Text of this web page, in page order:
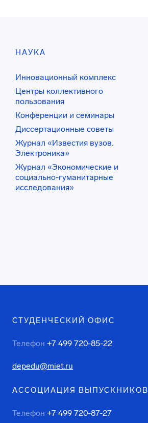
НАУКА
Инновационный комплекс
Центры коллективного
пользования
Конференции и семинары
Диссертационные советы
Журнал «Известия вузов.
Электроника»
Журнал «Экономические и
социально-гуманитарные
исследования»
СТУДЕНЧЕСКИЙ ОФИС
Телефон +7 499 720-85-22
depedu@miet.ru
АССОЦИАЦИЯ ВЫПУСКНИКОВ
Телефон +7 499 720-87-27